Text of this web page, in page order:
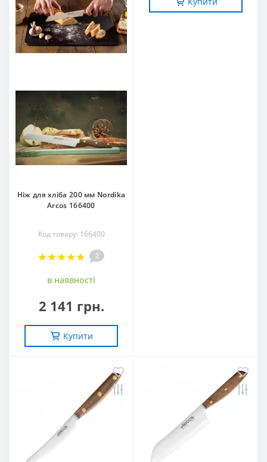
Ніж для хліба 200 мм Nordika
Arcos 166400
Код товару: 166400
2
в наявностi
2 141 грн.
Купити